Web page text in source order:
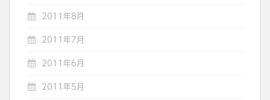
2011年8月
2011年7月
2011年6月
2011年5月